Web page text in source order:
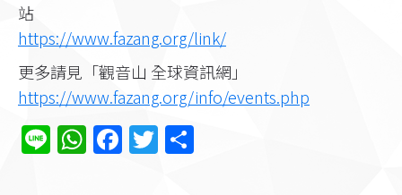
站
https://www.fazang.org/link/​
更多請見「觀音山 全球資訊網」
https://www.fazang.org/info/events.php
LineWhatsApp
Facebook
Twitter